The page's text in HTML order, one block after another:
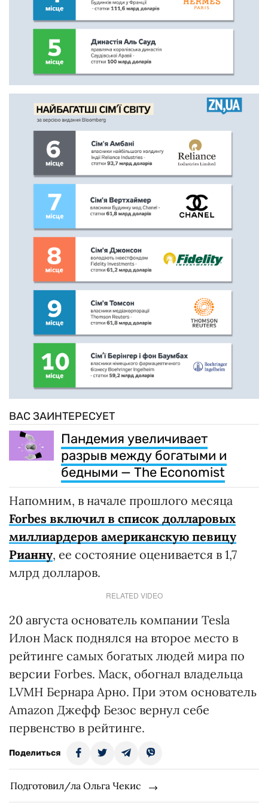
ВАС ЗАИНТЕРЕСУЕТ
Пандемия увеличивает
разрыв между богатыми и
бедными — The Economist
Напомним, в начале прошлого месяца
Forbes включил в список долларовых
миллиардеров американскую певицу
Рианну, ее состояние оценивается в 1,7
млрд долларов.
RELATED VIDEO
20 августа основатель компании Tesla
Илон Маск поднялся на второе место в
рейтинге самых богатых людей мира по
версии Forbes. Маск, обогнал владельца
LVMH Бернара Арно. При этом основатель
Amazon Джефф Безос вернул себе
первенство в рейтинге.
Поделиться
Подготовил/ла Ольга Чекис